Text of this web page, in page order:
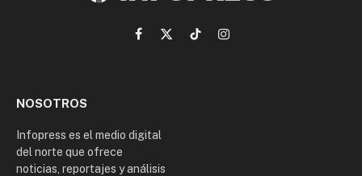
Facebook
X
TikTokInstagram
NOSOTROS
Infopress es el medio digital
del norte que ofrece
noticias, reportajes y análisis